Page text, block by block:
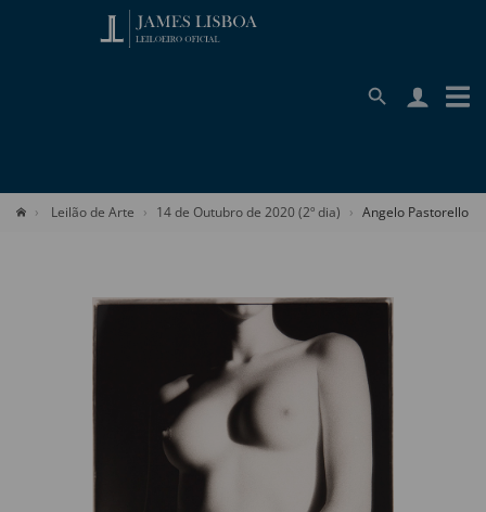
Leilão de Arte 14 de Outubro de 2020 (2º dia) Angelo Pastorello